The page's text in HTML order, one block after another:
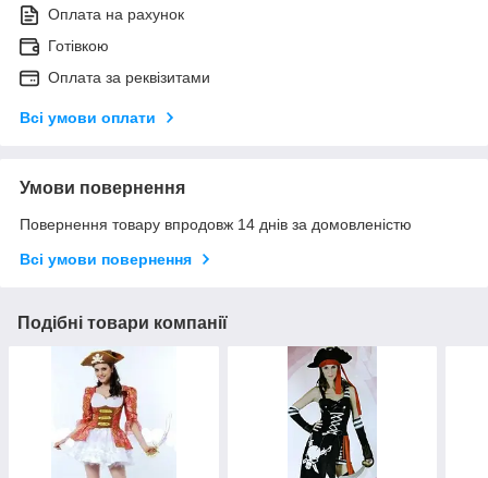
Оплата на рахунок
Готівкою
Оплата за реквізитами
Всі умови оплати
Умови повернення
Повернення товару впродовж 14 днів за домовленістю
Всі умови повернення
Подібні товари компанії